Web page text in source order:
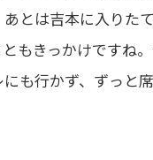
とは吉本に入りた
もきっかけですね
も行かず、ずっと